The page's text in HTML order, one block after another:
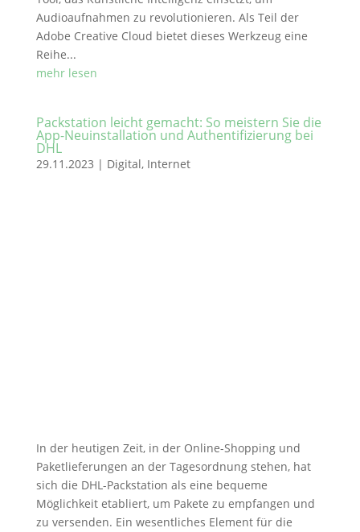
Audioaufnahmen zu revolutionieren. Als Teil der
Adobe Creative Cloud bietet dieses Werkzeug eine
Reihe...
mehr lesen
Packstation leicht gemacht: So meistern Sie die
App-Neuinstallation und Authentifizierung bei
DHL
29.11.2023 | Digital, Internet
In der heutigen Zeit, in der Online-Shopping und
Paketlieferungen an der Tagesordnung stehen, hat
sich die DHL-Packstation als eine bequeme
Möglichkeit etabliert, um Pakete zu empfangen und
zu versenden. Ein wesentliches Element für die